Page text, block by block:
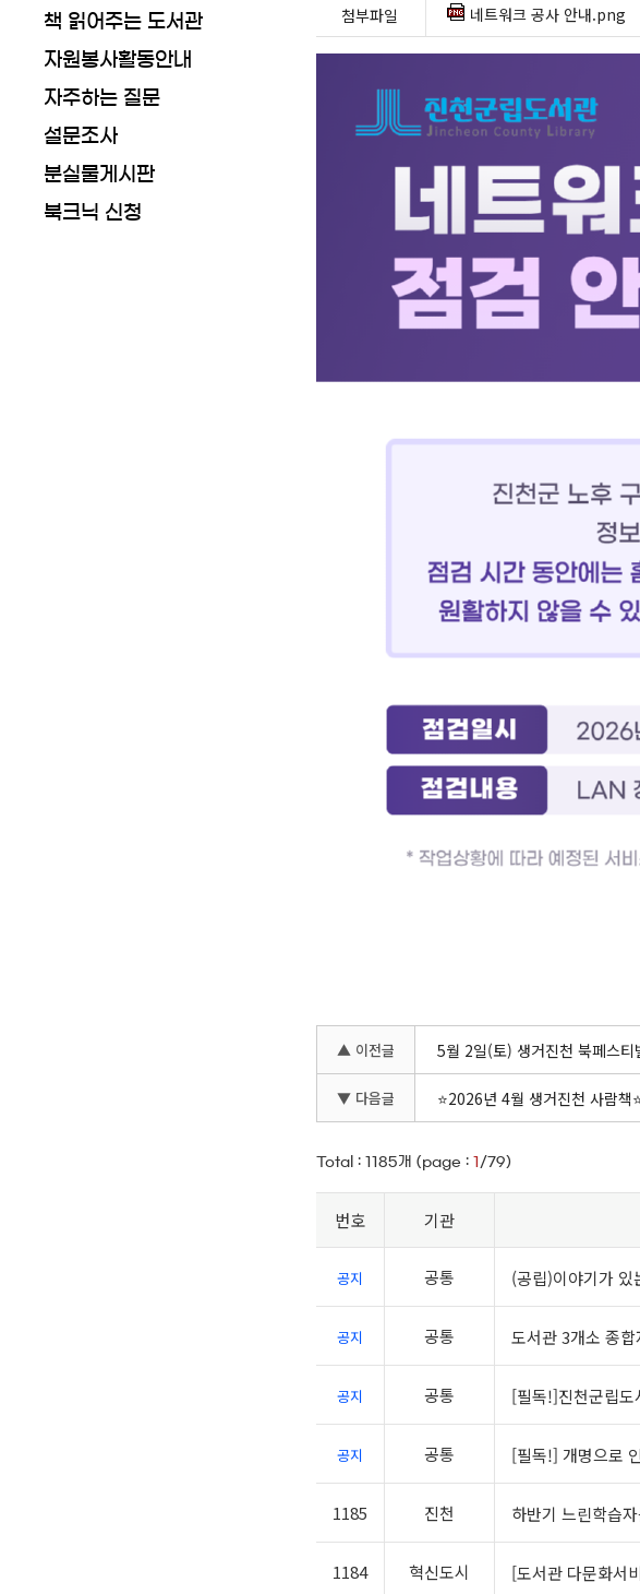
책 읽어주는 도서관
자원봉사활동안내
자주하는 질문
설문조사
분실물게시판
북크닉 신청
첨부파일 네트워크 공사 안내.png
▲ 이전글 5월 2일(토) 생거진천 북페스
▼ 다음글 ⭐2026년 4월 생거진천 사람책
Total :1185개 (page :1 /79)
번호 기관
공지 공통 (공립)이야기가 있
공지 공통 도서관 3개소 종
공지 공통 [필독!]진천군립도
공지 공통 [필독!] 개명으로
1185 진천 하반기 느린학습
1184 혁신도시 [도서관 다문화서